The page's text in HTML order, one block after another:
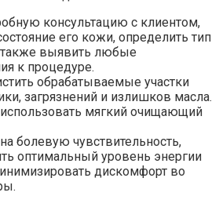
консультацию с клиентом,
его кожи, определить тип
выявить любые
к процедуре.
обрабатываемые участки
загрязнений и излишков масла.
мягкий очищающий
болевую чувствительность,
оптимальный уровень энергии
дискомфорт во